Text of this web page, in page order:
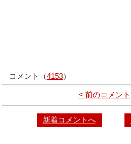
コメント（4153）
< 前のコメント
新着コメントへ